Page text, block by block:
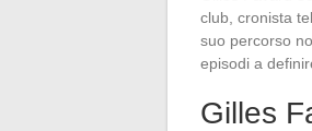
club, cronista
suo percorso
episodi a
Gilles